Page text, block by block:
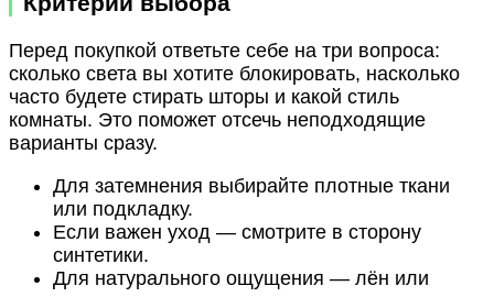
Перед покупкой ответьте себе на три вопроса:
сколько света вы хотите блокировать, насколько
часто будете стирать шторы и какой стиль
комнаты. Это поможет отсечь неподходящие
варианты сразу.
Для затемнения выбирайте плотные ткани
или подкладку.
Если важен уход — смотрите в сторону
синтетики.
Для натурального ощущения — лён или